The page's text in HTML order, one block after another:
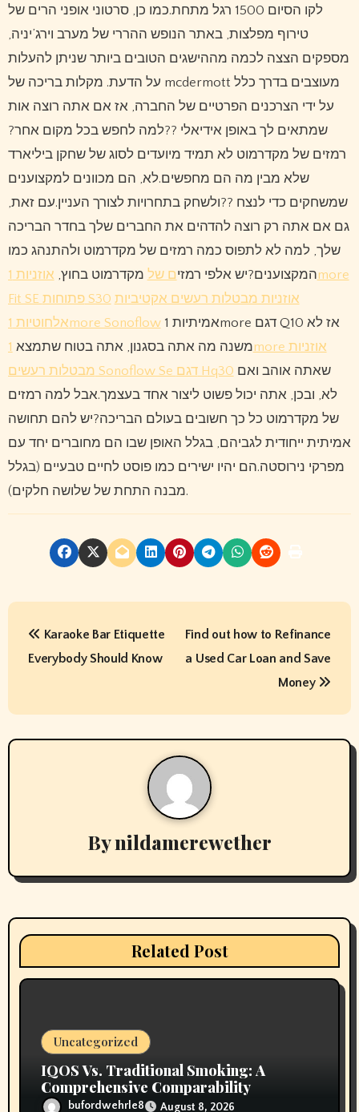
לקו הסיום 1500 רגל מתחת.כמו כן, סרטוני אופני הרים של
טירוף מפלצות, באתר הנופש ההררי של מערב וירג’יניה,
מספקים הצצה לכמה מההישגים הטובים ביותר שניתן להעלות
על הדעת. מקלות בריכה של mcdermott מעוצבים בדרך כלל
על ידי הצרכנים הפרטיים של החברה, אז אם אתה רוצה אות
שמתאים לך באופן אידיאלי ??למה לחפש בכל מקום אחר?
רמזים של מקדרמוט לא תמיד מיועדים לסוג של שחקן ביליארד
שלא מבין מה הם מחפשים.לא, הם מכוונים למקצוענים
שמשחקים כדי לנצח ??ולשחק בתחרויות לצורך העניין.עם זאת,
גם אם אתה רק רוצה להדהים את החברים שלך בחדר הבריכה
שלך, למה לא לתפוס כמה רמזים של מקדרמוט ולהתנהג כמו
המקצוענים?יש אלפי רמזים של מקדרמוט בחוץ,
אוזניות 1more
Fit SE פתוחות S30 אוזניות מבטלות רעשים אקטיביות
אלחוטיות 1more Sonoflowאמיתיות 1more דגם Q10 אז לא
משנה מה אתה בסגנון, אתה בטוח שתמצא 1more אוזניות
מבטלות רעשים Sonoflow Se דגם Hq30
לא, ובכן, אתה יכול פשוט ליצור אחד בעצמך.אבל למה רמזים
של מקדרמוט כל כך חשובים בעולם הבריכה?יש להם תחושה
אמיתית ייחודית לגביהם, בגלל האופן שבו הם מחוברים יחד עם
מפרקי נירוסטה.הם יהיו ישירים כמו פוסט לחיים טבעיים (בגלל
מבנה התחת של שלושה חלקים).
P
t
n
g
a
Karaoke Bar Etiquette
Everybody Should Know
Find out how to Refinance
a Used Car Loan and Save
Money
Bynildamerewether
Related Post
Uncategorized
IQOS Vs. Traditional Smoking: A
Comprehensive Comparability
bufordwehrle8 August 8, 2026